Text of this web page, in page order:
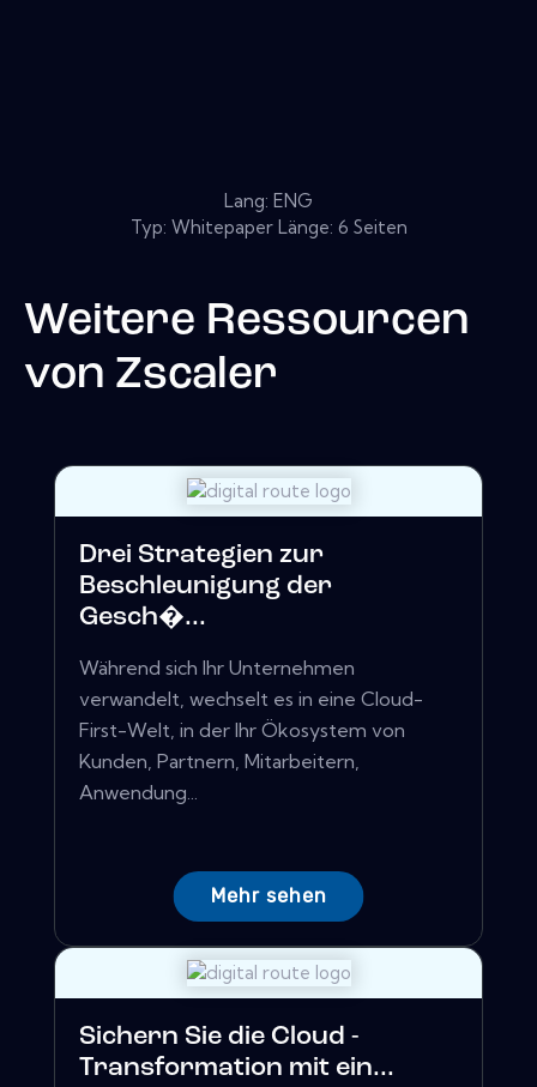
Lang: ENG
Typ: Whitepaper Länge: 6 Seiten
Weitere Ressourcen
von Zscaler
Drei Strategien zur
Beschleunigung der
Gesch�...
Während sich Ihr Unternehmen
verwandelt, wechselt es in eine Cloud-
First-Welt, in der Ihr Ökosystem von
Kunden, Partnern, Mitarbeitern,
Anwendung...
Mehr sehen
Sichern Sie die Cloud -
Transformation mit ein...